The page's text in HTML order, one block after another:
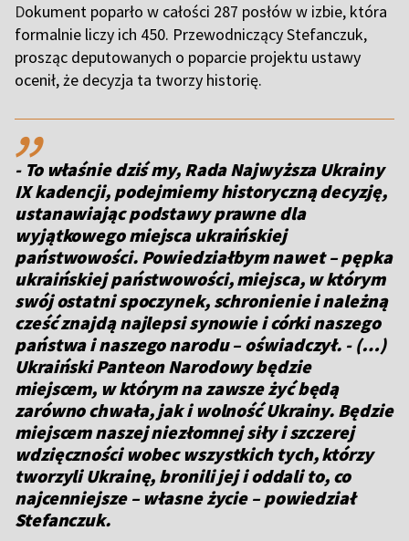
Dokument poparło w całości 287 posłów w izbie, która
formalnie liczy ich 450. Przewodniczący Stefanczuk,
prosząc deputowanych o poparcie projektu ustawy
ocenił, że decyzja ta tworzy historię.
,,
- To właśnie dziś my, Rada Najwyższa Ukrainy
IX kadencji, podejmiemy historyczną decyzję,
ustanawiając podstawy prawne dla
wyjątkowego miejsca ukraińskiej
państwowości. Powiedziałbym nawet – pępka
ukraińskiej państwowości, miejsca, w którym
swój ostatni spoczynek, schronienie i należną
cześć znajdą najlepsi synowie i córki naszego
państwa i naszego narodu – oświadczył. - (…)
Ukraiński Panteon Narodowy będzie
miejscem, w którym na zawsze żyć będą
zarówno chwała, jak i wolność Ukrainy. Będzie
miejscem naszej niezłomnej siły i szczerej
wdzięczności wobec wszystkich tych, którzy
tworzyli Ukrainę, bronili jej i oddali to, co
najcenniejsze – własne życie – powiedział
Stefanczuk.